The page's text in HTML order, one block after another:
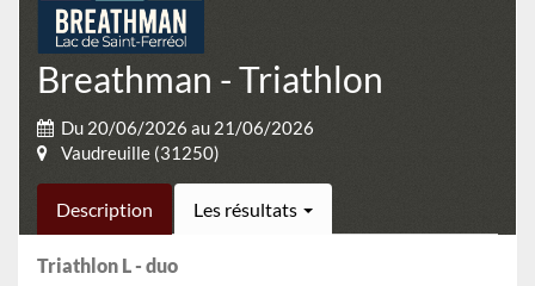
Breathman - Triathlon
Du 20/06/2026 au 21/06/2026
Vaudreuille (31250)
Description Les résultats
Triathlon L - duo